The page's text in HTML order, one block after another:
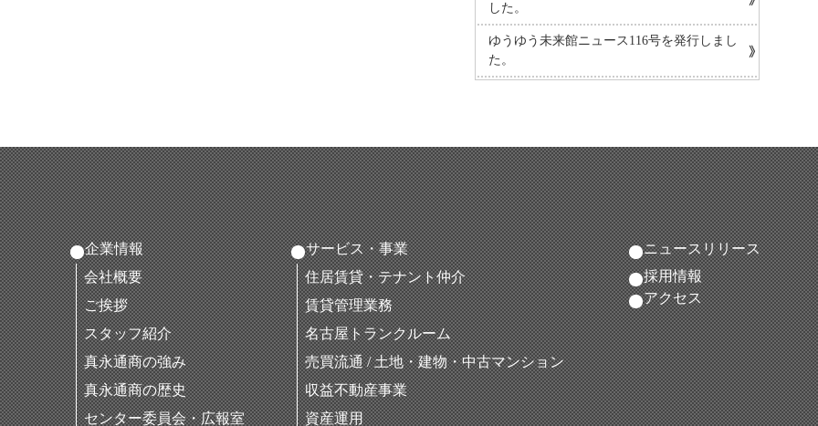
した。
ゆうゆう未来館ニュース116号を発行しまし
た。
企業情報
会社概要
ご挨拶
スタッフ紹介
真永通商の強み
真永通商の歴史
センター委員会・広報室
サービス・事業
住居賃貸・テナント仲介
賃貸管理業務
名古屋トランクルーム
売買流通 / 土地・建物・中古マンション
収益不動産事業
資産運用
ニュースリリース
採用情報
アクセス